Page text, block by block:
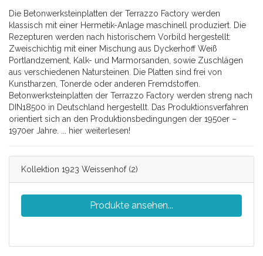
Die Betonwerksteinplatten der Terrazzo Factory werden
klassisch mit einer Hermetik-Anlage maschinell produziert. Die
Rezepturen werden nach historischem Vorbild hergestellt:
Zweischichtig mit einer Mischung aus Dyckerhoff Weiß
Portlandzement, Kalk- und Marmorsanden, sowie Zuschlägen
aus verschiedenen Natursteinen. Die Platten sind frei von
Kunstharzen, Tonerde oder anderen Fremdstoffen.
Betonwerksteinplatten der Terrazzo Factory werden streng nach
DIN18500 in Deutschland hergestellt. Das Produktionsverfahren
orientiert sich an den Produktionsbedingungen der 1950er –
1970er Jahre.
... hier weiterlesen!
Kollektion 1923 Weissenhof(2)
Produkte ansehen...